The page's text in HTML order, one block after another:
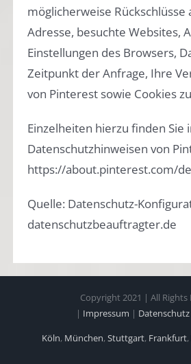
möglicherweise Rückschlüsse
Adresse, besuchte Websites,
Einstellungen des Browsers,
Zeitpunkt der Anfrage, Ihre
von Pinterest sowie Cookies
Einzelheiten hierzu finden Sie
Datenschutzhinweisen von
https://about.pinterest.com/
Quelle: Datenschutz-
datenschutzbeauftragter.de
Copyright 2021 | All Rights
| Impressum | Datenschutz
Köln, München,Stuttgart, Frankfurt,